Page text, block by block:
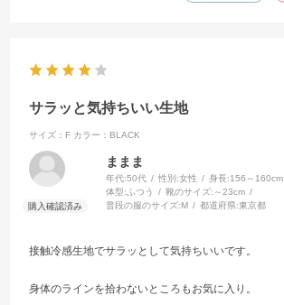
サラッと気持ちいい生地
サイズ：F カラー：BLACK
ままま
年代:50代 性別:女性 身長:156～160cm
体型: ふつう 靴のサイズ: ～23cm
普段の服のサイズ:M 都道府県:東京都
接触冷感生地でサラッとして気持ちいいです。
身体のラインを拾わないところもお気に入り。